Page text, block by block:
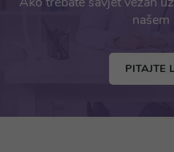
PITAJTE